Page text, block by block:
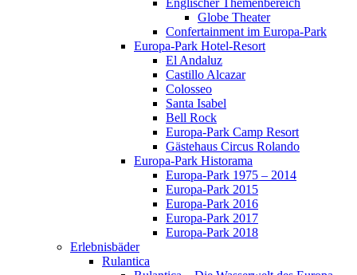
Englischer Themenbereich
Globe Theater
Confertainment im Europa-Park
Europa-Park Hotel-Resort
El Andaluz
Castillo Alcazar
Colosseo
Santa Isabel
Bell Rock
Europa-Park Camp Resort
Gästehaus Circus Rolando
Europa-Park Historama
Europa-Park 1975 – 2014
Europa-Park 2015
Europa-Park 2016
Europa-Park 2017
Europa-Park 2018
Erlebnisbäder
Rulantica